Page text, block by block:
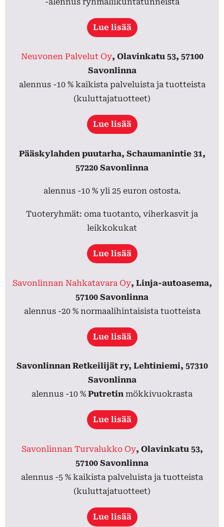
Lue lisää
Neuvonen Palvelut Oy, Olavinkatu 53, 57100
Savonlinna
alennus -10 % kaikista palveluista ja tuotteista
(kuluttajatuotteet)
Lue lisää
Pääskylahden puutarha, Schaumanintie 31,
57220 Savonlinna
alennus -10 % yli 25 euron ostosta.
Tuoteryhmät: oma tuotanto, viherkasvit ja
leikkokukat
Lue lisää
Savonlinnan Nahkatavara Oy, Linja-autoasema,
57100 Savonlinna
alennus -20 % normaalihintaisista tuotteista
Lue lisää
Savonlinnan Retkeilijät ry, Lehtiniemi, 57310
Savonlinna
alennus -10 % Putretin mökkivuokrasta
Lue lisää
Savonlinnan Turvalukko Oy, Olavinkatu 53,
57100 Savonlinna
alennus -5 % kaikista palveluista ja tuotteista
(kuluttajatuotteet)
Lue lisää